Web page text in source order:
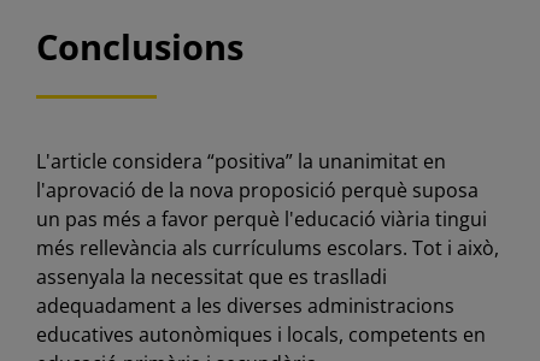
Conclusions
L'article considera “positiva” la unanimitat en
l'aprovació de la nova proposició perquè suposa
un pas més a favor perquè l'educació viària tingui
més rellevància als currículums escolars. Tot i això,
assenyala la necessitat que es traslladi
adequadament a les diverses administracions
educatives autonòmiques i locals, competents en